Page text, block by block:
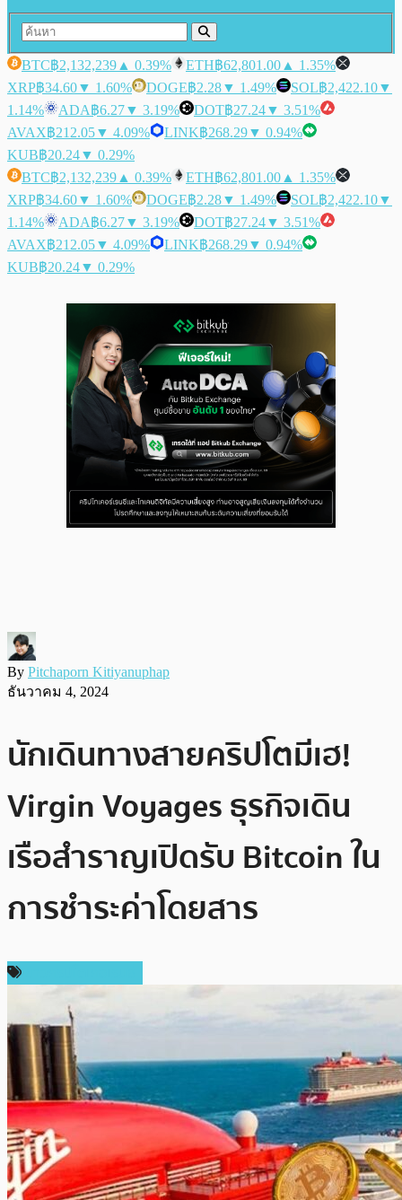
BTC฿2,132,239 ▲ 0.39% ETH฿62,801.00 ▲ 1.35%
XRP฿34.60▼ 1.60% DOGE฿2.28▼ 1.49% SOL฿2,422.10▼
1.14%
ADA฿6.27▼ 3.19% DOT฿27.24▼ 3.51%
AVAX฿212.05▼ 4.09% LINK฿268.29▼ 0.94%
KUB฿20.24▼ 0.29%
BTC฿2,132,239 ▲ 0.39% ETH฿62,801.00 ▲ 1.35%
XRP฿34.60▼ 1.60% DOGE฿2.28▼ 1.49% SOL฿2,422.10▼
1.14%
ADA฿6.27▼ 3.19% DOT฿27.24▼ 3.51%
AVAX฿212.05▼ 4.09% LINK฿268.29▼ 0.94%
KUB฿20.24▼ 0.29%
By Pitchaporn Kitiyanuphap
ธันวาคม 4, 2024
นักเดินทางสายคริปโตมีเฮ!
Virgin Voyages ธุรกิจเดิน
เรือสำราญเปิดรับ Bitcoin ใน
การชำระค่าโดยสาร